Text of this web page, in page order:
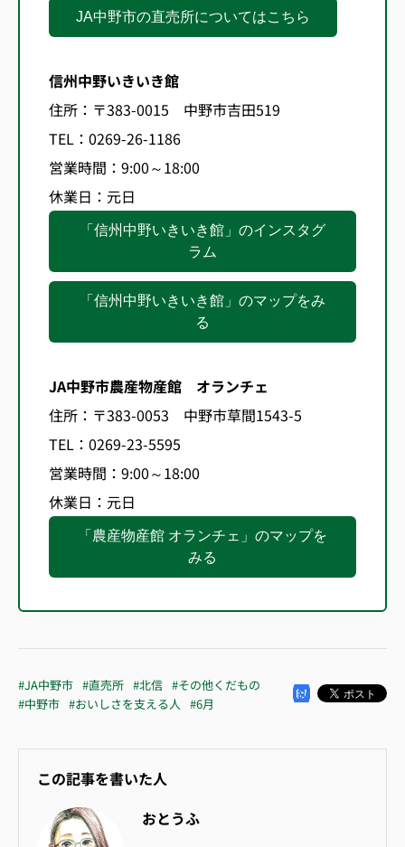
JA中野市の直売所についてはこちら
信州中野いきいき館
住所：〒383-0015 中野市吉田519
TEL：0269-26-1186
営業時間：9:00～18:00
休業日： 元日
「信州中野いきいき館」のインスタグ
ラム
「信州中野いきいき館」のマップをみ
る
JA中野市農産物産館 オランチェ
住所：〒383-0053 中野市草間1543-5
TEL：0269-23-5595
営業時間：9:00～18:00
休業日：元日
「農産物産館 オランチェ」のマップを
みる
#JA中野市 #直売所 #北信 #その他くだもの
#中野市 #おいしさを支える人 #6月
この記事を書いた人
おとうふ